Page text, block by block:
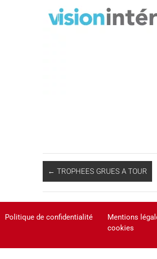
← TROPHEES GRUES A TOUR
Politique de confidentialité
Mentions
cookies